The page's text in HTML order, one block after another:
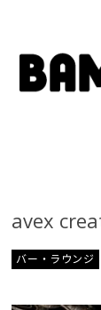
avex
バー・ラウンジ